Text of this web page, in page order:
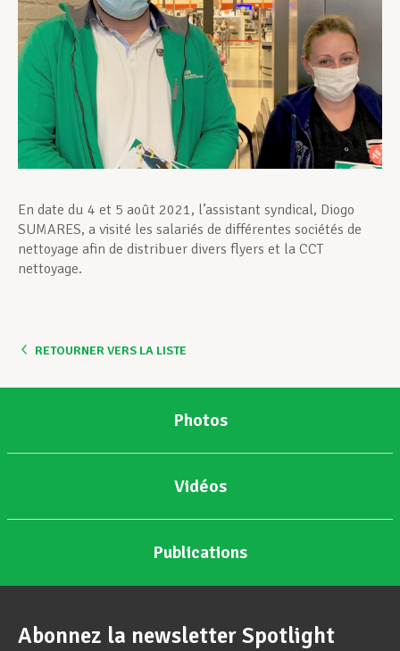
Devenir Membre
Actualités
En date du 4 et 5 août 2021, l’assistant syndical, Diogo
SUMARES, a visité les salariés de différentes sociétés de
nettoyage afin de distribuer divers flyers et la CCT
nettoyage.
RETOURNER VERS LA LISTE
Photos
Vidéos
Publications
Abonnez la newsletter Spotlight